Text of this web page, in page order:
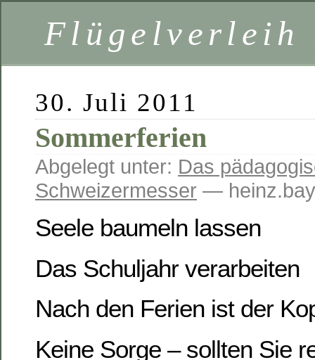
Flügelverleih
30. Juli 2011
Sommerferien
Abgelegt unter: Das
Schweizermesser —
Seele baumeln lassen
Das Schuljahr verarbeiten
Nach den Ferien ist der
Keine Sorge – sollten Sie